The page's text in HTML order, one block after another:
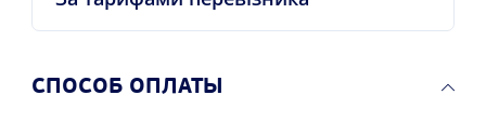
CПОСОБ ОПЛАТЫ